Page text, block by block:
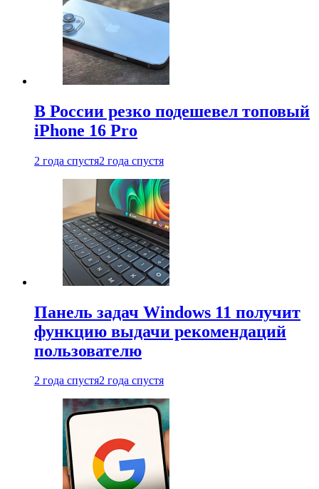
В России резко подешевел топовый
iPhone 16 Pro
2 года спустя2 года спустя
Панель задач Windows 11 получит
функцию выдачи рекомендаций
пользователю
2 года спустя2 года спустя